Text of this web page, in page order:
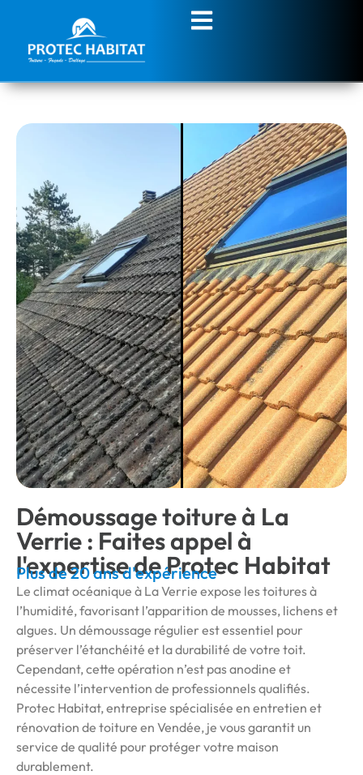
Démoussage toiture à La
Verrie : Faites appel à
l'expertise de Protec Habitat
Plus de 20 ans d'expérience
Le climat océanique à La Verrie expose les toitures à
l’humidité, favorisant l’apparition de mousses, lichens et
algues. Un démoussage régulier est essentiel pour
préserver l’étanchéité et la durabilité de votre toit.
Cependant, cette opération n’est pas anodine et
nécessite l’intervention de professionnels qualifiés.
Protec Habitat, entreprise spécialisée en entretien et
rénovation de toiture en Vendée, je vous garantit un
service de qualité pour protéger votre maison
durablement.